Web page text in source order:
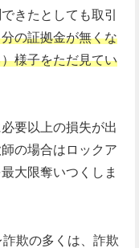
きたとしても取引
の証拠金が無くな
様子をただ見てい
要以上の損失が出
の場合はロックア
大限奪いつくしま
欺の多くは、詐欺